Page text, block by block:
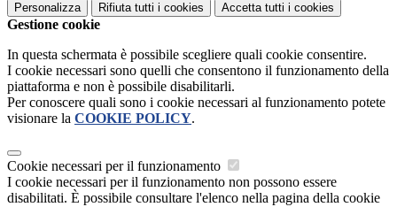
Personalizza Rifiuta tutti i cookies Accetta tutti i cookies
Gestione cookie
In questa schermata è possibile scegliere quali cookie consentire.
I cookie necessari sono quelli che consentono il funzionamento della
piattaforma e non è possibile disabilitarli.
Per conoscere quali sono i cookie necessari al funzionamento potete
visionare la COOKIE POLICY.
Cookie necessari per il funzionamento
I cookie necessari per il funzionamento non possono essere
disabilitati. È possibile consultare l'elenco nella pagina della cookie